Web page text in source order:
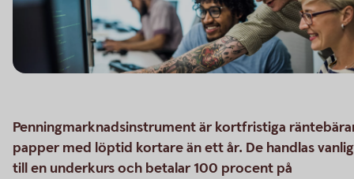
Penningmarknadsinstrument är kortfristiga
papper med löptid kortare än ett år. De handlas
till en underkurs och betalar 100 procent på